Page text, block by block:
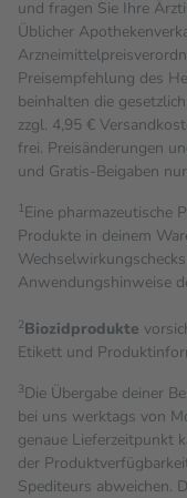
und fragen Sie Ihre
Üblicher
Preisempfehlung des
beinhalten die
zzgl. 4,95 €
frei. Preisänderungen
und Gratis-Beigaben
1Eine pharmazeutische
Produkte in deinem
Anwendungshinweise
2Biozidprodukte
Etikett und
3Die Übergabe deiner
bei uns werktags von
genaue Lieferzeitpunkt
der
Spediteurs abweichen.